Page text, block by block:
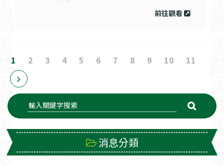
前往觀看
1 2 3 4 5 6 7 8 9 10 11
消息分類